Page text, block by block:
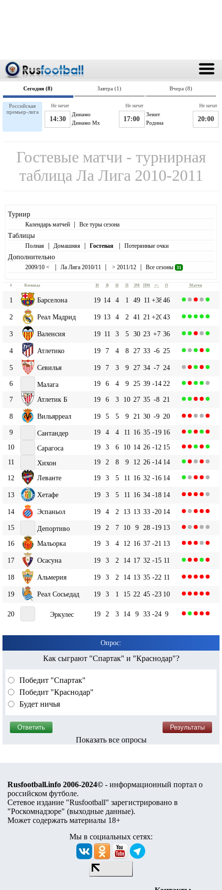
Сегодня (8) Завтра (1) Вчера (8)
Российская
премьер-лига
Динамо
14:30 Динамо Мх
Не начат
Зенит
17:00 Родина
Не начат
20:00
Не начат
Гостевые матчи - турнирная
таблица Ла Лига 2010-2011
Турнир
Календарь матчей | Все туры сезона
Таблицы
Полная | Домашняя | Гостевая | Потерянные очки
Дополнительно
2009/10 < | Ла Лига 2010/11 | > 2011/12 | Все сезоны 31
# Команда И В Н П ЗМ ПМ +|- О Матчи
1 Барселона 19 14 4 1 49 11 +3846
2 Реал Мадрид 19 13 4 2 41 21 +2043
3 Валенсия 19 11 3 5 30 23 +7 36
4 Атлетико 19 7 4 8 27 33 -6 25
5 Севилья 19 7 3 9 27 34 -7 24
6
Малага 19 6 4 9 25 39 -14 22
7
Атлетик Б 19 6 3 10 27 35 -8 21
8 Вильярреал 19 5 5 9 21 30 -9 20
9
Сантандер 19 4 4 11 16 35 -19 16
10
Сарагоса 19 3 6 10 14 26 -12 15
11
Хихон 19 2 8 9 12 26 -14 14
12
Леванте 19 3 5 11 16 32 -16 14
13 Хетафе 19 3 5 11 16 34 -18 14
14 Эспаньол 19 4 2 13 13 33 -20 14
15
Депортиво 19 2 7 10 9 28 -19 13
16
Мальорка 19 3 4 12 16 37 -21 13
17 Осасуна 19 3 2 14 17 32 -15 11
18 Альмерия 19 3 2 14 13 35 -22 11
19 Реал Сосьедад 19 3 1 15 22 45 -23 10
20 Эркулес 19 2 3 14 9 33 -24 9
Опрос:
Как сыграют "Спартак" и "Краснодар"?
Победит "Спартак"
Победит "Краснодар"
Будет ничья
Показать все опросы
Rusfootball.info 2006-2024© - информационный портал о
российском футболе.
Сетевое издание "Rusfootball" зарегистрировано в
"Роскомнадзоре" (выходные данные).
Может содержать материалы 18+
Мы в социальных сетях: